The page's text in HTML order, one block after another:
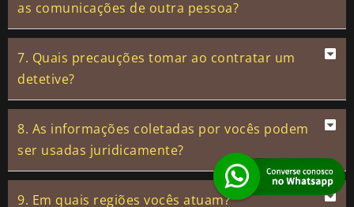
as comunicações de outra pessoa?
7. Quais precauções tomar ao contratar um
detetive?
8. As informações coletadas por vocês podem
ser usadas juridicamente?
9. Em quais regiões vocês atuam?